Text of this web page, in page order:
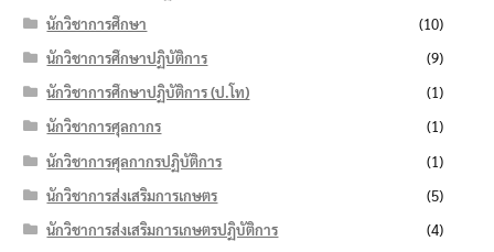
นักวิชาการศึกษา
(10)
นักวิชาการศึกษาปฏิบัติการ
(9)
นักวิชาการศึกษาปฏิบัติการ (ป.โท)
(1)
นักวิชาการศุลกากร
(1)
นักวิชาการศุลกากรปฏิบัติการ
(1)
นักวิชาการส่งเสริมการเกษตร
(5)
นักวิชาการส่งเสริมการเกษตรปฏิบัติการ
(4)